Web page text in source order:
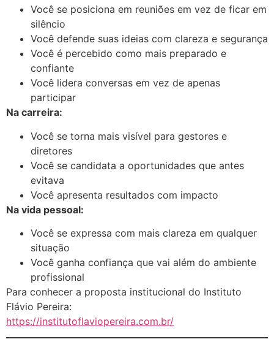
Você se posiciona em reuniões em vez de ficar em
silêncio
Você defende suas ideias com clareza e segurança
Você é percebido como mais preparado e
confiante
Você lidera conversas em vez de apenas
participar
Na carreira:
Você se torna mais visível para gestores e
diretores
Você se candidata a oportunidades que antes
evitava
Você apresenta resultados com impacto
Na vida pessoal:
Você se expressa com mais clareza em qualquer
situação
Você ganha confiança que vai além do ambiente
profissional
Para conhecer a proposta institucional do Instituto
Flávio Pereira:
https://institutoflaviopereira.com.br/